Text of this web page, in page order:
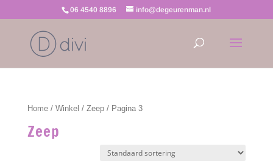
06 4540 8896 info@degeurenman.nl
Home/ Winkel / Zeep/ Pagina 3
Zeep